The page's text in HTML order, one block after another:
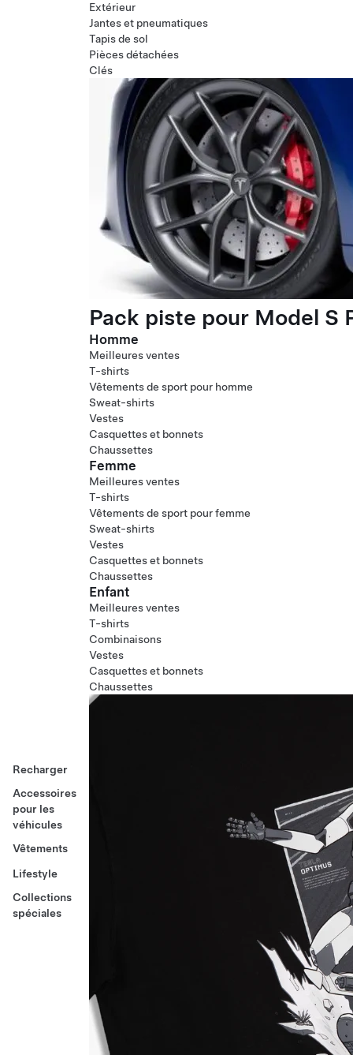
Recharger
Accessoires
pour les
véhicules
Vêtements
Lifestyle
Collections
spéciales
Extérieur
Jantes et pneumatiques
Tapis de sol
Pièces détachées
Clés
Pack piste pour Model S
Homme
Meilleures ventes
T-shirts
Vêtements de sport pour homme
Sweat-shirts
Vestes
Casquettes et bonnets
Chaussettes
Femme
Meilleures ventes
T-shirts
Vêtements de sport pour femme
Sweat-shirts
Vestes
Casquettes et bonnets
Chaussettes
Enfant
Meilleures ventes
T-shirts
Combinaisons
Vestes
Casquettes et bonnets
Chaussettes